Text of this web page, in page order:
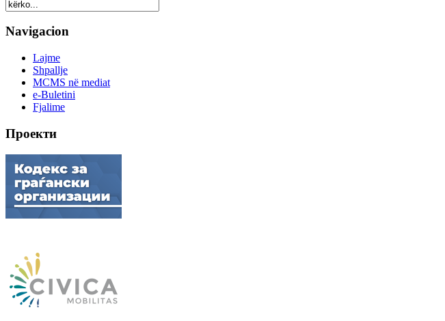
Navigacion
Lajme
Shpallje
MCMS në mediat
e-Buletini
Fjalime
Проекти